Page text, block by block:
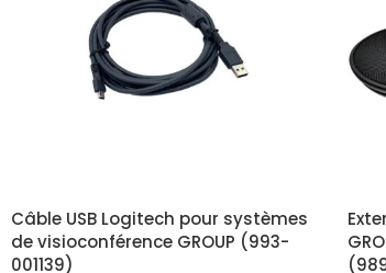
Câble USB Logitech pour systèmes
de visioconférence GROUP (993-
001139)